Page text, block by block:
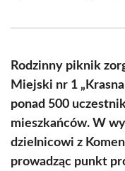
(Twitter)
Rodzinny piknik
Miejski nr 1
ponad 500
mieszkańców. W
dzielnicowi z
prowadząc punkt